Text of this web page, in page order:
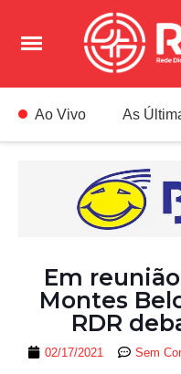
Ao Vivo As
Em
Montes
RDR
02/17/2021 Sem